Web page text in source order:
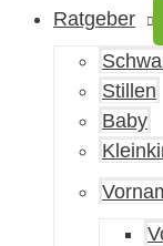
Ratgeber
Stillen
Baby